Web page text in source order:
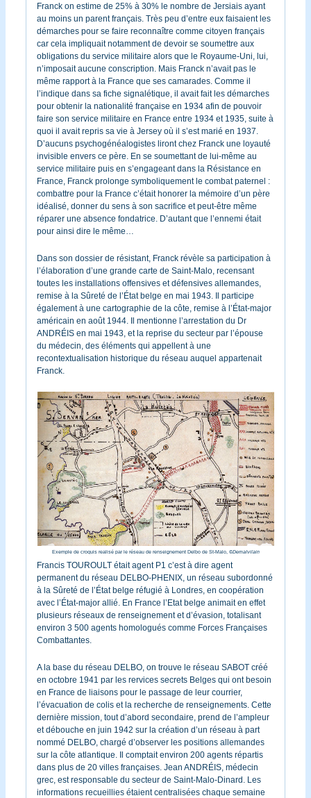
Franck on estime de 25% à 30% le nombre de Jersiais ayant
au moins un parent français. Très peu d’entre eux faisaient les
démarches pour se faire reconnaître comme citoyen français
car cela impliquait notamment de devoir se soumettre aux
obligations du service militaire alors que le Royaume-Uni, lui,
n’imposait aucune conscription. Mais Franck n’avait pas le
même rapport à la France que ses camarades. Comme il
l’indique dans sa fiche signalétique, il avait fait les démarches
pour obtenir la nationalité française en 1934 afin de pouvoir
faire son service militaire en France entre 1934 et 1935, suite à
quoi il avait repris sa vie à Jersey où il s’est marié en 1937.
D’aucuns psychogénéalogistes liront chez Franck une loyauté
invisible envers ce père. En se soumettant de lui-même au
service militaire puis en s’engageant dans la Résistance en
France, Franck prolonge symboliquement le combat paternel :
combattre pour la France c’était honorer la mémoire d’un père
idéalisé, donner du sens à son sacrifice et peut-être même
réparer une absence fondatrice. D’autant que l’ennemi était
pour ainsi dire le même…
Dans son dossier de résistant, Franck révèle sa participation à
l’élaboration d’une grande carte de Saint-Malo, recensant
toutes les installations offensives et défensives allemandes,
remise à la Sûreté de l’État belge en mai 1943. Il participe
également à une cartographie de la côte, remise à l’État-major
américain en août 1944. Il mentionne l’arrestation du Dr
ANDRÉIS en mai 1943, et la reprise du secteur par l’épouse
du médecin, des éléments qui appellent à une
recontextualisation historique du réseau auquel appartenait
Franck.
Exemple de croquis realisé par le réseau de renseignement Delbo de St-Malo, ©Demalvilain
Francis TOUROULT était agent P1 c’est à dire agent
permanent du réseau DELBO-PHENIX, un réseau subordonné
à la Sûreté de l’État belge réfugié à Londres, en coopération
avec l’État-major allié. En France l’Etat belge animait en effet
plusieurs réseaux de renseignement et d’évasion, totalisant
environ 3 500 agents homologués comme Forces Françaises
Combattantes.
A la base du réseau DELBO, on trouve le réseau SABOT créé
en octobre 1941 par les rervices secrets Belges qui ont besoin
en France de liaisons pour le passage de leur courrier,
l’évacuation de colis et la recherche de renseignements. Cette
dernière mission, tout d’abord secondaire, prend de l’ampleur
et débouche en juin 1942 sur la création d’un réseau à part
nommé DELBO, chargé d’observer les positions allemandes
sur la côte atlantique. Il comptait environ 200 agents répartis
dans plus de 20 villes françaises. Jean ANDRÉIS, médecin
grec, est responsable du secteur de Saint-Malo-Dinard. Les
informations recueillies étaient centralisées chaque semaine